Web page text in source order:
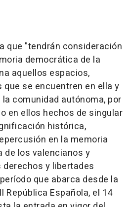
que "tendrán consideración
democrática de la
aquellos espacios,
se encuentren en ella y
comunidad autónoma, por
en ellos hechos de singular
histórica,
en la memoria
de los valencianos y
y libertades
que abarca desde la
República Española, el 14